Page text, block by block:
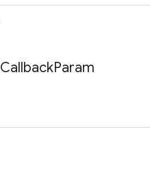
CallbackParam